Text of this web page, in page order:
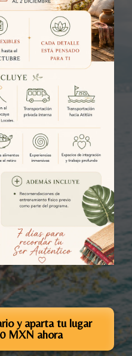
y aparta tu lugar
MXN ahora